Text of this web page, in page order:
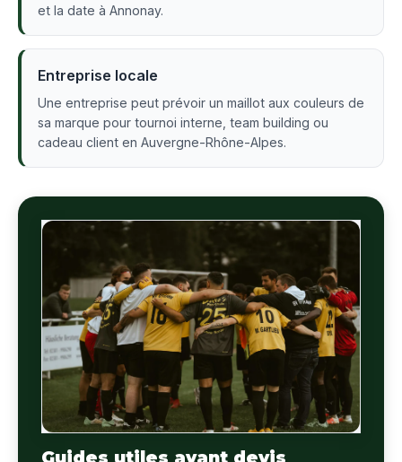
et la date à Annonay.
Entreprise locale
Une entreprise peut prévoir un maillot aux couleurs de
sa marque pour tournoi interne, team building ou
cadeau client en Auvergne-Rhône-Alpes.
Guides utiles avant devis